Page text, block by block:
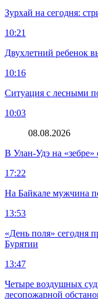
Зурхай на сегодня:
10:21
Двухлетний ребенок
10:16
Ситуация с лесными
10:03
08.08.2026
В Улан-Удэ на
17:22
На Байкале мужчина
13:53
«День поля» сегодня
Бурятии
13:47
Четыре воздушных
лесопожарной